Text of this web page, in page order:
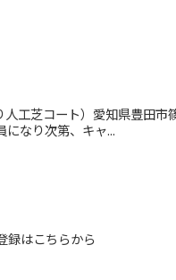
工芝コート）愛知県豊田
なり次第、キャ...
録はこちらから